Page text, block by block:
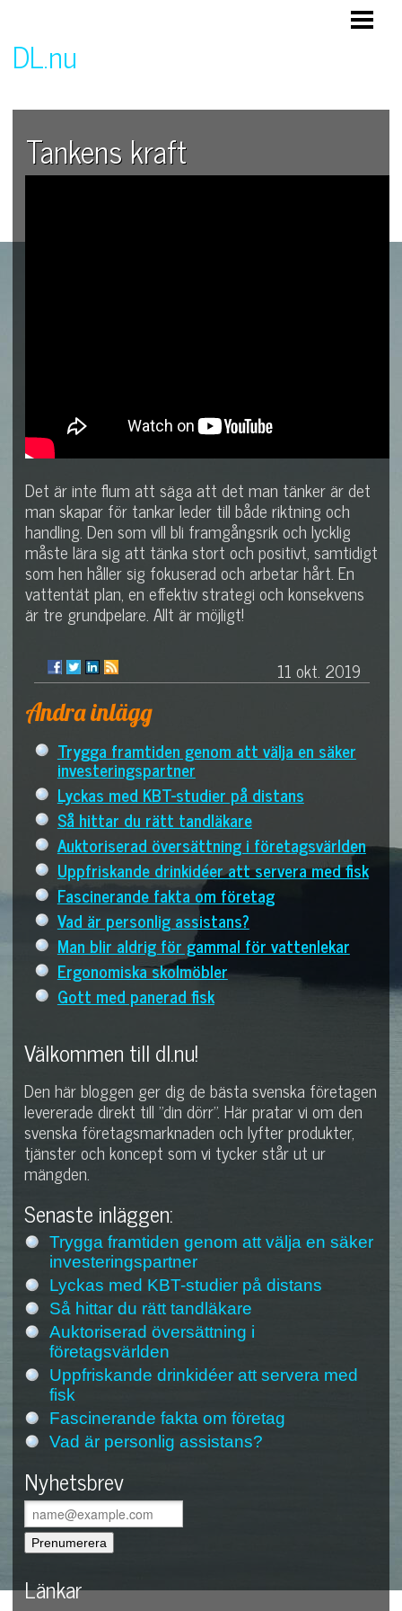
DL.nu
Tankens kraft
Det är inte flum att säga att det man tänker är det
man skapar för tankar leder till både riktning och
handling. Den som vill bli framgångsrik och lycklig
måste lära sig att tänka stort och positivt, samtidigt
som hen håller sig fokuserad och arbetar hårt. En
vattentät plan, en effektiv strategi och konsekvens
är tre grundpelare. Allt är möjligt!
11 okt. 2019
Andra inlägg
Trygga framtiden genom att välja en säker
investeringspartner
Lyckas med KBT-studier på distans
Så hittar du rätt tandläkare
Auktoriserad översättning i företagsvärlden
Uppfriskande drinkidéer att servera med fisk
Fascinerande fakta om företag
Vad är personlig assistans?
Man blir aldrig för gammal för vattenlekar
Ergonomiska skolmöbler
Gott med panerad fisk
Välkommen till dl.nu!
Den här bloggen ger dig de bästa svenska företagen
levererade direkt till "din dörr". Här pratar vi om den
svenska företagsmarknaden och lyfter produkter,
tjänster och koncept som vi tycker står ut ur
mängden.
Senaste inläggen:
Trygga framtiden genom att välja en säker
investeringspartner
Lyckas med KBT-studier på distans
Så hittar du rätt tandläkare
Auktoriserad översättning i
företagsvärlden
Uppfriskande drinkidéer att servera med
fisk
Fascinerande fakta om företag
Vad är personlig assistans?
Nyhetsbrev
Länkar